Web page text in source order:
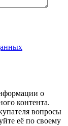
о
контента.
вопросы
её по своему